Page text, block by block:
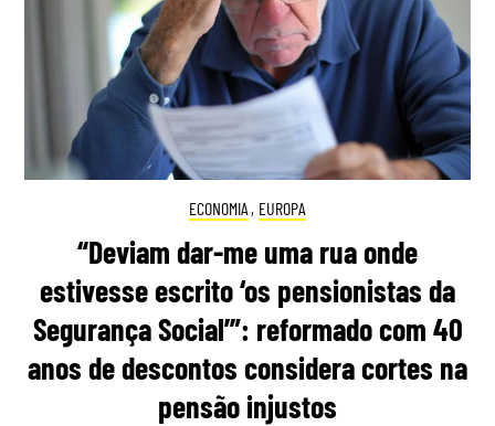
ECONOMIA , EUROPA
“Deviam dar-me uma rua onde
estivesse escrito ‘os pensionistas da
Segurança Social’”: reformado com 40
anos de descontos considera cortes na
pensão injustos